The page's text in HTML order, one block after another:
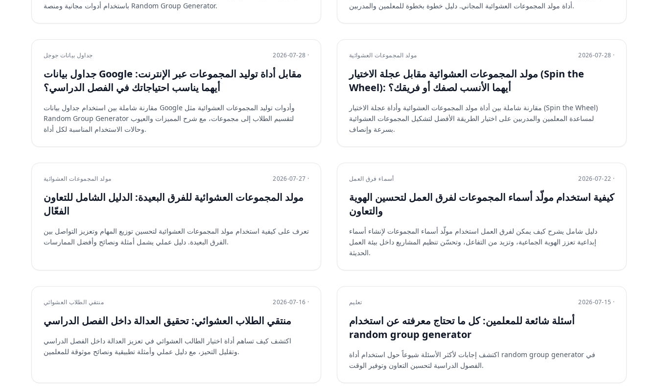
باستخدام أدوات مجانية ومنصة Random Group Generator.
أداة مولد المجموعات العشوائية المجاني. دليل خطوة بخطوة للمعلمين والمدربين.
جداول بيانات جوجل 2026-07-28 ·
جداول بيانات Google مقابل أداة توليد المجموعات عبر الإنترنت:
أيهما يناسب احتياجاتك في الفصل الدراسي؟
مقارنة شاملة بين استخدام جداول بيانات Google وأدوات توليد المجموعات العشوائية مثل
Random Group Generator لتقسيم الطلاب إلى مجموعات، مع شرح المميزات والعيوب
وحالات الاستخدام المناسبة لكل أداة.
مولد المجموعات العشوائية 2026-07-28 ·
مولد المجموعات العشوائية مقابل عجلة الاختيار (Spin the
Wheel): أيهما الأنسب لصفك أو فريقك؟
مقارنة شاملة بين أداة مولد المجموعات العشوائية وأداة عجلة الاختيار (Spin the Wheel)
لمساعدة المعلمين والمدربين على اختيار الطريقة الأفضل لتشكيل المجموعات العشوائية
بسرعة وإنصاف.
مولد المجموعات العشوائية 2026-07-27 ·
مولد المجموعات العشوائية للفرق البعيدة: الدليل الشامل للتعاون
الفعّال
تعرف على كيفية استخدام مولد المجموعات العشوائية لتحسين توزيع المهام وتعزيز التواصل بين
الفرق البعيدة. دليل عملي يشمل أمثلة ونصائح وأفضل الممارسات.
أسماء فرق العمل 2026-07-22 ·
كيفية استخدام مولّد أسماء المجموعات لفرق العمل لتحسين الهوية
والتعاون
دليل شامل يشرح كيف يمكن لفرق العمل استخدام مولّد أسماء المجموعات لإنشاء أسماء
إبداعية تعزز الهوية الجماعية، وتزيد من التفاعل، وتحسّن تنظيم المشاريع داخل بيئة العمل
الحديثة.
منتقي الطلاب العشوائي 2026-07-16 ·
منتقي الطلاب العشوائي: تحقيق العدالة داخل الفصل الدراسي
اكتشف كيف تساهم أداة اختيار الطالب العشوائي في تعزيز العدالة داخل الفصل الدراسي
وتقليل التحيز، مع دليل عملي وأمثلة تطبيقية ونصائح موثوقة للمعلمين.
تعليم 2026-07-15 ·
أسئلة شائعة للمعلمين: كل ما تحتاج معرفته عن استخدام
random group generator
اكتشف إجابات لأكثر الأسئلة شيوعاً حول استخدام أداة random group generator في
الفصول الدراسية لتحسين التعاون وتوفير الوقت.